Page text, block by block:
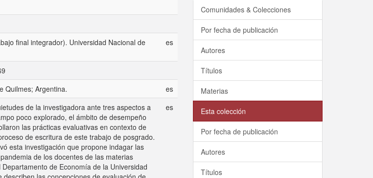
final integrador). Universidad Nacional de
es
Quilmes; Argentina.
es
de la investigadora ante tres aspectos a
poco explorado, el ámbito de desempeño
las prácticas evaluativas en contexto de
de escritura de este trabajo de posgrado.
esta investigación que propone indagar las
de los docentes de las materias
de Economía de la Universidad
es
Comunidades & Colecciones
Por fecha de publicación
Autores
Títulos
Materias
Esta colección
Por fecha de publicación
Autores
Títulos